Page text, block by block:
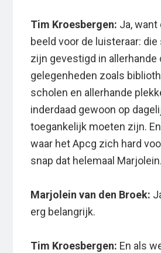
Tim Kroesbergen: Ja, want
beeld voor de luisteraar:
zijn gevestigd in allerhande
gelegenheden zoals
scholen en allerhande
inderdaad gewoon op
toegankelijk moeten zijn.
waar het Apcg zich hard
snap dat helemaal Marjolein.
Marjolein van den Broek:
erg belangrijk.
Tim Kroesbergen: En als